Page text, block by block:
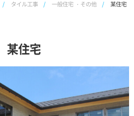
タイル工事 一般住宅 ・その他 某住宅
某住宅